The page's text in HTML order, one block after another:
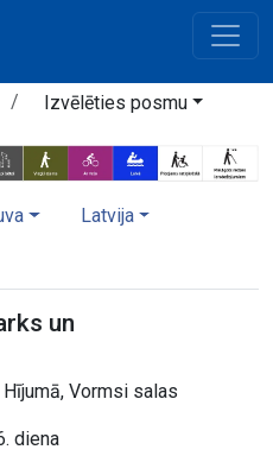
Izvēlēties posmu
Latvija
un
Vormsi salas
diena